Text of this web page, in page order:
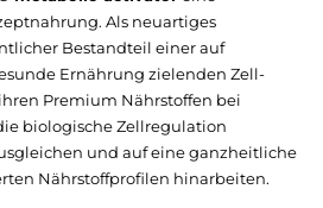
Als neuartiges
Bestandteil einer auf
Ernährung zielenden Zell-
Premium Nährstoffen bei
biologische Zellregulation
und auf eine ganzheitliche
Nährstoffprofilen hinarbeiten.